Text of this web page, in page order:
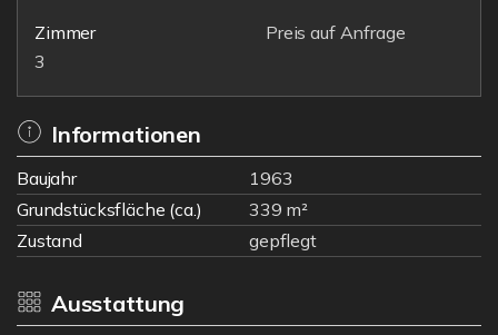
Zimmer
3
Preis auf Anfrage
Informationen
Baujahr
1963
Grundstücksfläche (ca.)
339 m²
Zustand
gepflegt
Ausstattung